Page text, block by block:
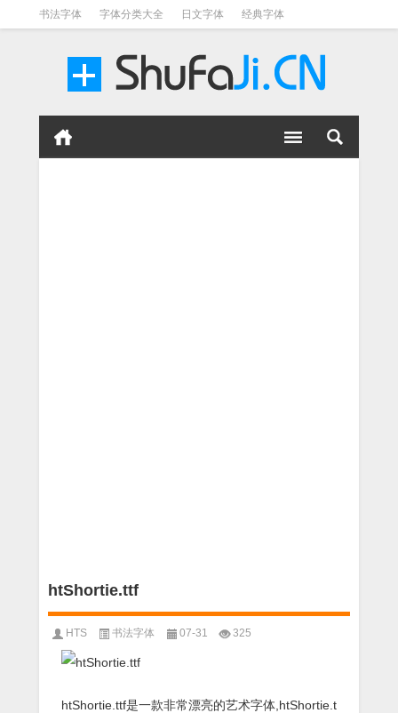
书法字体 字体分类大全 日文字体 经典字体
htShortie.ttf
HTS 书法字体 07-31 325
htShortie.ttf是一款非常漂亮的艺术字体,htShortie.t